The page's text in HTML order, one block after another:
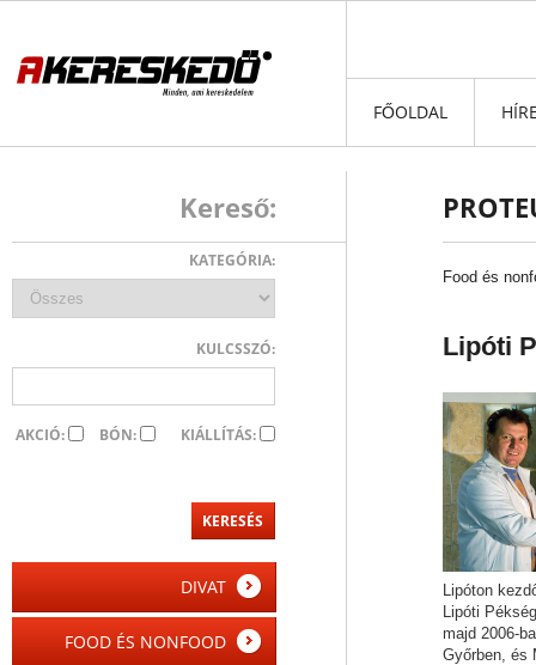
FŐOLDAL
Food és
Lipóti
Lipóton
Lipóti
majd 2006-
Győrben, és
Kereső:
KATEGÓRIA:
KULCSSZÓ:
AKCIÓ: BÓN: KIÁLLÍTÁS:
DIVAT
FOOD ÉS NONFOOD